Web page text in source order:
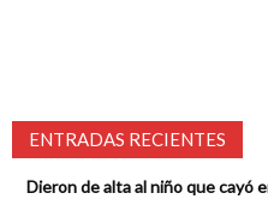
ENTRADAS RECIENTES
Dieron de alta al niño que cayó